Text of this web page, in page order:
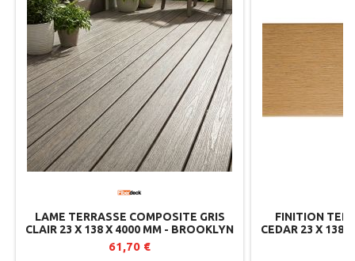
LAME TERRASSE COMPOSITE GRIS
CLAIR 23 X 138 X 4000 MM - BROOKLYN
FIBERDECK
61,70 €
FINITION
CEDAR 23 X 138